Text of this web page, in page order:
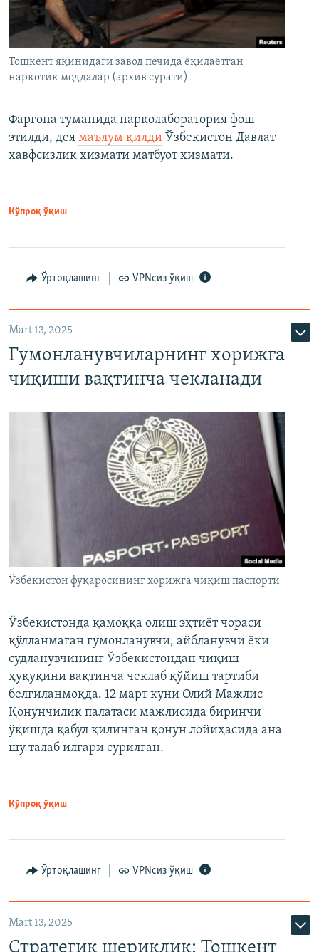
Тошкент яқинидаги завод печида ёқилаётган
наркотик моддалар (архив сурати)
Фарғона туманида нарколаборатория фош
этилди, дея маълум қилди Ўзбекистон Давлат
хавфсизлик хизмати матбуот хизмати.
Кўпроқ ўқиш
Ўртоқлашинг VPNсиз ўқиш
Mart 13, 2025
Гумонланувчиларнинг хорижга
чиқиши вақтинча чекланади
Ўзбекистон фуқаросининг хорижга чиқиш паспорти
Ўзбекистонда қамоққа олиш эҳтиёт чораси
қўлланмаган гумонланувчи, айбланувчи ёки
судланувчининг Ўзбекистондан чиқиш
ҳуқуқини вақтинча чеклаб қўйиш тартиби
белгиланмоқда. 12 март куни Олий Мажлис
Қонунчилик палатаси мажлисида биринчи
ўқишда қабул қилинган қонун лойиҳасида ана
шу талаб илгари сурилган.
Кўпроқ ўқиш
Ўртоқлашинг VPNсиз ўқиш
Mart 13, 2025
Стратегик шериклик: Тошкент